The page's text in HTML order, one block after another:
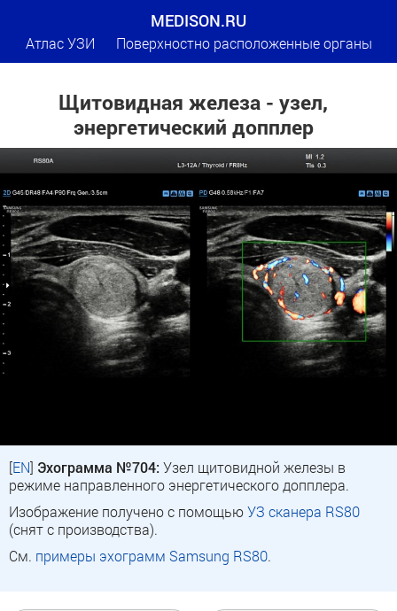
MEDISON.RU
Атлас УЗИ Поверхностно расположенные органы
Щитовидная железа - узел,
энергетический допплер
[EN] Эхограмма №704: Узел щитовидной железы в
режиме направленного энергетического допплера.
Изображение получено с помощьюУЗ сканера RS80
(снят с производства).
См. примеры эхограмм Samsung RS80.